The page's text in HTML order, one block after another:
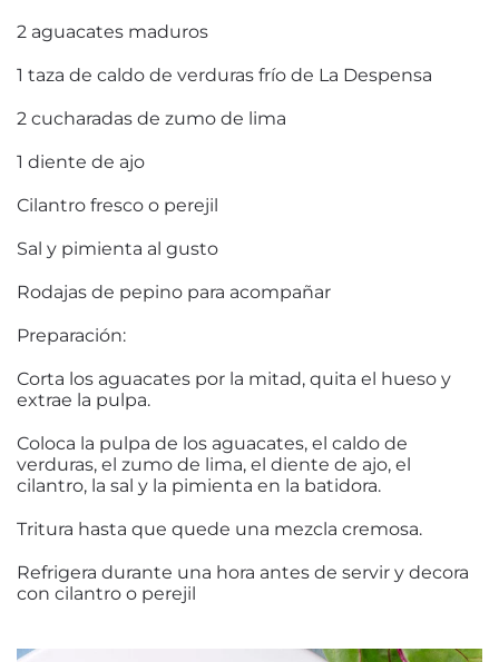
2 aguacates maduros
1 taza de caldo de verduras frío de La Despensa
2 cucharadas de zumo de lima
1 diente de ajo
Cilantro fresco o perejil
Sal y pimienta al gusto
Rodajas de pepino para acompañar
Preparación:
Corta los aguacates por la mitad, quita el hueso y
extrae la pulpa.
Coloca la pulpa de los aguacates, el caldo de
verduras, el zumo de lima, el diente de ajo, el
cilantro, la sal y la pimienta en la batidora.
Tritura hasta que quede una mezcla cremosa.
Refrigera durante una hora antes de servir y decora
con cilantro o perejil